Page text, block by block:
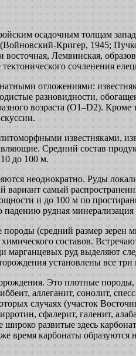
осадочным толщам
Кригер, 1945;
Лемвинская,
сочленения
отложениями:
разновидности,
возраста (O1–D2).
известняками,
Средний состав
до 100 м.
неоднократно. Руды
вариант самый
и до 100 м по
рудная
(средний размер
составов.
марганцевых руд выделяют
установлены все
Это плотные
аллеганит, сонолит,
случаях (участок
сфалерит, галенит,
развитые здесь
время карбонаты образуются